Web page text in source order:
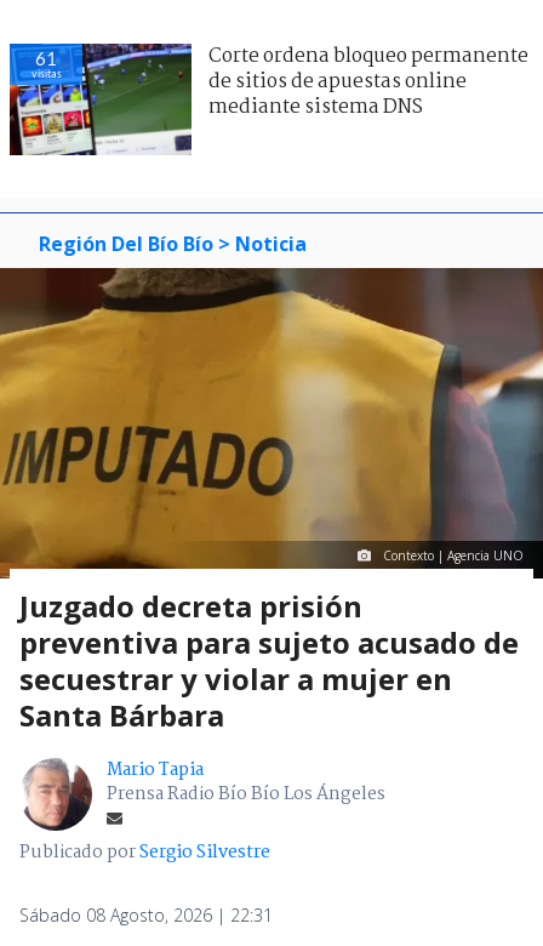
61
visitas
Corte ordena bloqueo permanente
de sitios de apuestas online
mediante sistema DNS
Región Del Bío Bío > Noticia
Contexto | Agencia UNO
Juzgado decreta prisión
preventiva para sujeto acusado de
secuestrar y violar a mujer en
Santa Bárbara
Mario Tapia
Prensa Radio Bío Bío Los Ángeles
Publicado porSergio Silvestre
Sábado 08 Agosto, 2026 | 22:31